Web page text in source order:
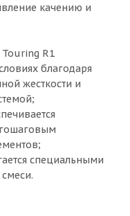
качению и
R1
благодаря
жесткости и
специальными